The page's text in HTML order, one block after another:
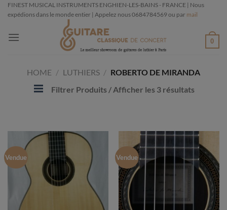
Passer
au
FINEST MUSICAL INSTRUMENTS ENGHIEN-LES-BAINS - FRANCE | Nous
expédions dans le monde entier | Appelez nous 0684784569 ou par mail
0
HOME / LUTHIERS / ROBERTO DE MIRANDA
Filtrer Produits / Afficher les 3 résultats
Vendue Vendue